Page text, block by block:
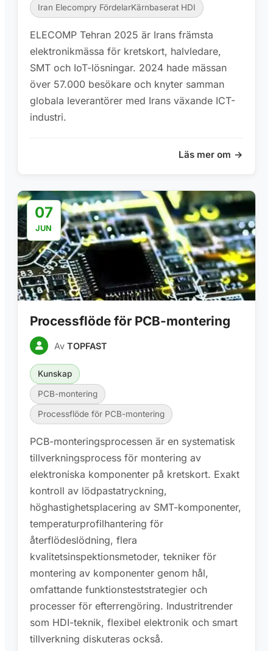
Iran Elecompry FördelarKärnbaserat HDI
ELECOMP Tehran 2025 är Irans främsta
elektronikmässa för kretskort, halvledare,
SMT och IoT-lösningar. 2024 hade mässan
över 57.000 besökare och knyter samman
globala leverantörer med Irans växande ICT-
industri.
Läs mer om
07
JUN
Processflöde för PCB-montering
Av TOPFAST
Kunskap
PCB-montering
Processflöde för PCB-montering
PCB-monteringsprocessen är en systematisk
tillverkningsprocess för montering av
elektroniska komponenter på kretskort. Exakt
kontroll av lödpastatryckning,
höghastighetsplacering av SMT-komponenter,
temperaturprofilhantering för
återflödeslödning, flera
kvalitetsinspektionsmetoder, tekniker för
montering av komponenter genom hål,
omfattande funktionsteststrategier och
processer för efterrengöring. Industritrender
som HDI-teknik, flexibel elektronik och smart
tillverkning diskuteras också.